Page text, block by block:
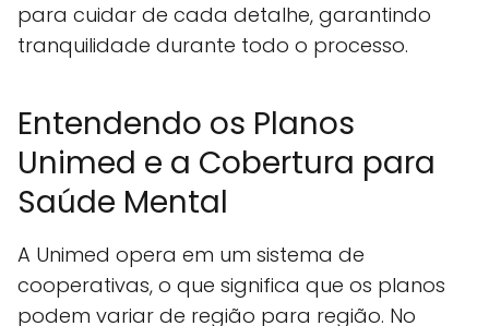
para cuidar de cada detalhe, garantindo
tranquilidade durante todo o processo.
Entendendo os Planos
Unimed e a Cobertura para
Saúde Mental
A Unimed opera em um sistema de
cooperativas, o que significa que os planos
podem variar de região para região. No